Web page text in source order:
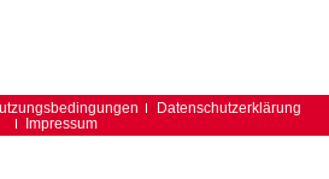
Datenschutzerklärung
Impressum